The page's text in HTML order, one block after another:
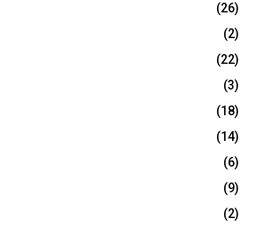
(26)
(2)
(22)
(3)
(18)
(14)
(6)
(9)
(2)